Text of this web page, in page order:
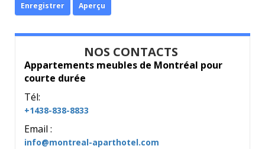
Enregistrer Aperçu
NOS CONTACTS
Appartements meubles de Montréal pour
courte durée
Tél:
+1438-838-8833
Email :
info@montreal-aparthotel.com